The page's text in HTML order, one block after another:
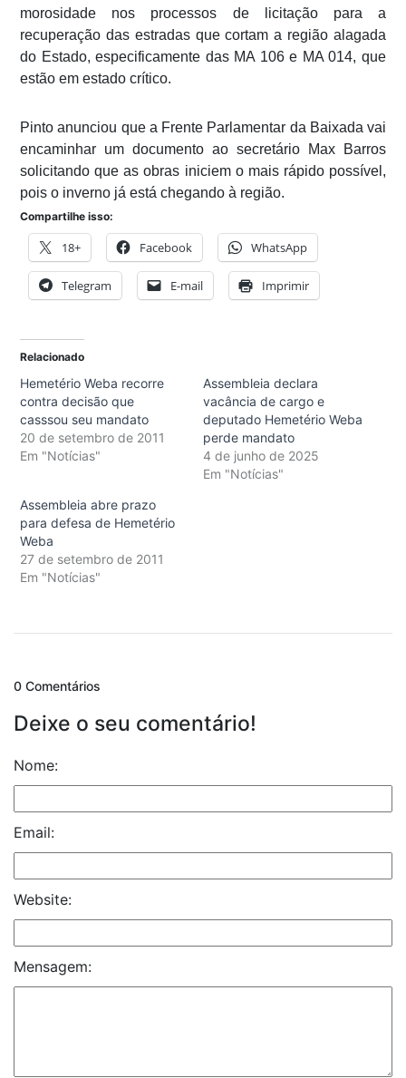
morosidade nos processos de licitação para a
recuperação das estradas que cortam a região alagada
do Estado, especificamente das MA 106 e MA 014, que
estão em estado crítico.
Pinto anunciou que a Frente Parlamentar da Baixada vai
encaminhar um documento ao secretário Max Barros
solicitando que as obras iniciem o mais rápido possível,
pois o inverno já está chegando à região.
Compartilhe isso:
18+ Facebook WhatsApp
Telegram E-mail Imprimir
Relacionado
Hemetério Weba recorre
contra decisão que
casssou seu mandato
20 de setembro de 2011
Em "Notícias"
Assembleia declara
vacância de cargo e
deputado Hemetério Weba
perde mandato
4 de junho de 2025
Em "Notícias"
Assembleia abre prazo
para defesa de Hemetério
Weba
27 de setembro de 2011
Em "Notícias"
0 Comentários
Deixe o seu comentário!
Nome:
Email:
Website:
Mensagem: